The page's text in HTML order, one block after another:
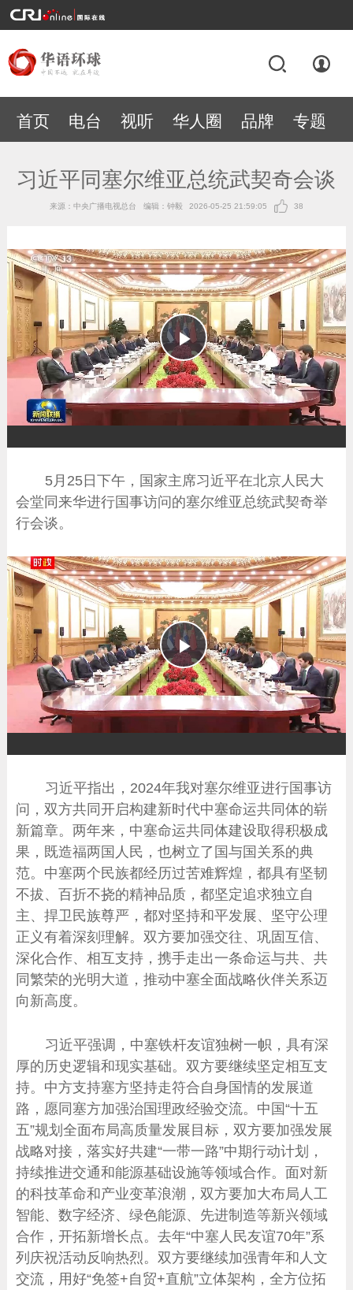
首页 电台 视听 华人圈 品牌 专题
习近平同塞尔维亚总统武契奇会谈
来源：中央广播电视总台 编辑：钟毅 2026-05-25 21:59:05 38
播
放
5月25日下午，国家主席习近平在北京人民大
会堂同来华进行国事访问的塞尔维亚总统武契奇举
行会谈。
播
放
习近平指出，2024年我对塞尔维亚进行国事访
问，双方共同开启构建新时代中塞命运共同体的崭
新篇章。两年来，中塞命运共同体建设取得积极成
果，既造福两国人民，也树立了国与国关系的典
范。中塞两个民族都经历过苦难辉煌，都具有坚韧
不拔、百折不挠的精神品质，都坚定追求独立自
主、捍卫民族尊严，都对坚持和平发展、坚守公理
正义有着深刻理解。双方要加强交往、巩固互信、
深化合作、相互支持，携手走出一条命运与共、共
同繁荣的光明大道，推动中塞全面战略伙伴关系迈
向新高度。
习近平强调，中塞铁杆友谊独树一帜，具有深
厚的历史逻辑和现实基础。双方要继续坚定相互支
持。中方支持塞方坚持走符合自身国情的发展道
路，愿同塞方加强治国理政经验交流。中国“十五
五”规划全面布局高质量发展目标，双方要加强发展
战略对接，落实好共建“一带一路”中期行动计划，
持续推进交通和能源基础设施等领域合作。面对新
的科技革命和产业变革浪潮，双方要加大布局人工
智能、数字经济、绿色能源、先进制造等新兴领域
合作，开拓新增长点。去年“中塞人民友谊70年”系
列庆祝活动反响热烈。双方要继续加强青年和人文
交流，用好“免签+自贸+直航”立体架构，全方位拓